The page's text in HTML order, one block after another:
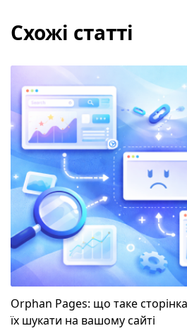
Схожі статті
Orphan Pages: що таке
Orphan Pages: що таке
їх шукати на вашому сайті